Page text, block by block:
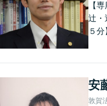
【
辻
５
安
敦賀